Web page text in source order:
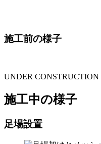
施工前の様子
UNDER CONSTRUCTION
施工中の様子
足場設置